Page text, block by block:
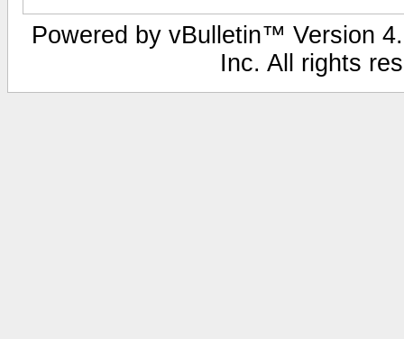
Powered by vBulletin™ Version
Inc. All rights